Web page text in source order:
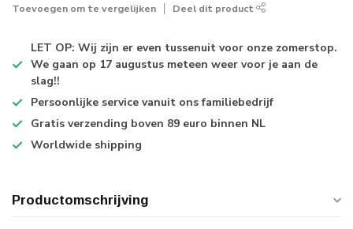
Toevoegen om te vergelijken Deel dit product
LET OP: Wij zijn er even tussenuit voor onze zomerstop.
We gaan op 17 augustus meteen weer voor je aan de
slag!!
Persoonlijke service vanuit ons familiebedrijf
Gratis verzending boven 89 euro binnen NL
Worldwide shipping
Productomschrijving